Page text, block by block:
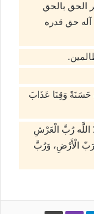
الحق بالحق
حق قدره
حَسَنَةً وَقِنَا عَذَابَ
اللَّه رُبَّ الْعَرْشِ
وَرَبّ الْأَرْضِ، وَرُبَّ